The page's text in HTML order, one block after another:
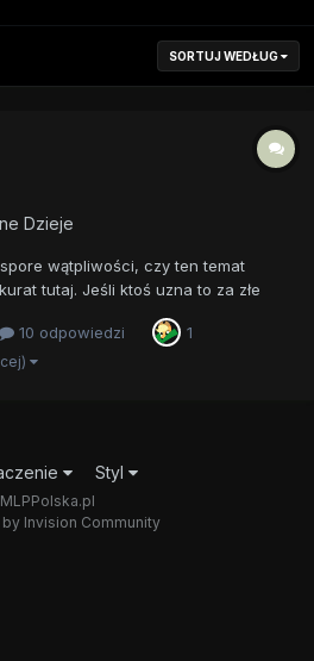
SORTUJ WEDŁUG
Dzieje
wątpliwości, czy ten temat
tutaj. Jeśli ktoś uzna to za złe
brony wie, co to jest. Otóż są to
pornograficzne, ja...
10 odpowiedzi 1
Styl
MLPPolska.pl
Invision Community